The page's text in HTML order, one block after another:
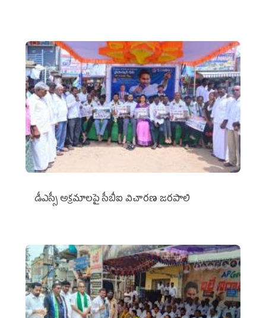
డీఎస్సీ అక్రమాలపై సీబీఐ విచారణ జరపాలి